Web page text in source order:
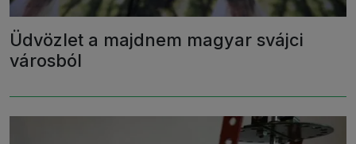
Üdvözlet a majdnem magyar svájci
városból